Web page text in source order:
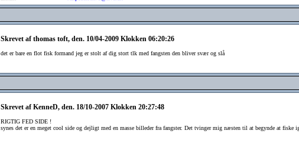
Skrevet af thomas toft, den. 10/04-2009 Klokken 06:20:26
det er bare en flot fisk formand jeg er stolt af dig stort tlk med fangsten den bliver svær og slå
Skrevet af KenneD, den. 18/10-2007 Klokken 20:27:48
RIGTIG FED SIDE !
synes det er en meget cool side og dejligt med en masse billeder fra fangster. Det tvinger mig næsten til at begynde at fiske